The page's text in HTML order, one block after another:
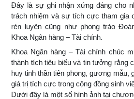
Đây là sự ghi nhận xứng đáng cho
trách nhiệm và sự tích cực tham gia
rèn luyện cũng như phong trào
Khoa Ngân hàng – Tài chính.
Khoa Ngân hàng – Tài chính chúc
thành tích tiêu biểu và tin tưởng rằng
huy tinh thần tiên phong, gương mẫu,
giá trị tích cực trong cộng đồng sinh
Dưới đây là một số hình ảnh tại